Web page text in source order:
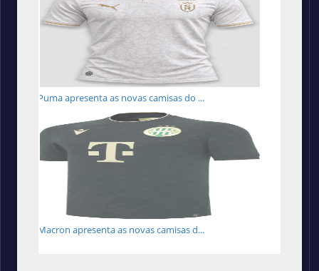
Puma apresenta as novas camisas do ...
Macron apresenta as novas camisas d...